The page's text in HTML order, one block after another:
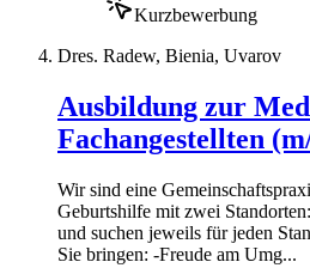
Kurzbewerbung
Dres. Radew, Bienia, Uvarov
Ausbildung zur
Fachangestellten
Wir sind eine
Geburtshilfe mit zwei
und suchen jeweils für jeden
Sie bringen: -Freude am Umg...